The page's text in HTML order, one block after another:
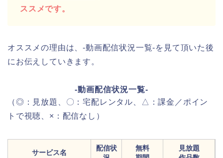
ススメです。
オススメの理由は、-動画配信状況一覧-を見て頂いた後
にお伝えしていきます。
-動画配信状況一覧-
（◎：見放題、〇：宅配レンタル、△：課金／ポイン
トで視聴、×：配信なし）
サービス名
配信状
無料
見放題